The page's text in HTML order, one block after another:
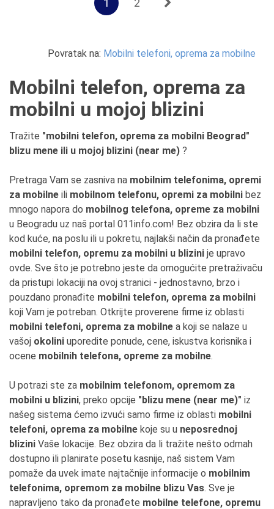
1 2
Povratak na: Mobilni telefoni, oprema za mobilne
Mobilni telefon, oprema za
mobilni u mojoj blizini
Tražite "mobilni telefon, oprema za mobilni Beograd"
blizu mene ili u mojoj blizini (near me) ?
Pretraga Vam se zasniva na mobilnim telefonima, opremi
za mobilne ili mobilnom telefonu, opremi za mobilni bez
mnogo napora do mobilnog telefona, opreme za mobilni
u Beogradu uz naš portal 011info.com! Bez obzira da li ste
kod kuće, na poslu ili u pokretu, najlakši način da pronađete
mobilni telefon, opremu za mobilni u blizini je upravo
ovde. Sve što je potrebno jeste da omogućite pretraživaču
da pristupi lokaciji na ovoj stranici - jednostavno, brzo i
pouzdano pronađite mobilni telefon, oprema za mobilni
koji Vam je potreban. Otkrijte proverene firme iz oblasti
mobilni telefoni, oprema za mobilne a koji se nalaze u
vašoj okolini uporedite ponude, cene, iskustva korisnika i
ocene mobilnih telefona, opreme za mobilne.
U potrazi ste za mobilnim telefonom, opremom za
mobilni u blizini, preko opcije "blizu mene (near me)" iz
našeg sistema ćemo izvući samo firme iz oblasti mobilni
telefoni, oprema za mobilne koje su u neposrednoj
blizini Vaše lokacije. Bez obzira da li tražite nešto odmah
dostupno ili planirate posetu kasnije, naš sistem Vam
pomaže da uvek imate najtačnije informacije o mobilnim
telefonima, opremom za mobilne blizu Vas. Sve je
napravljeno tako da pronađete mobilne telefone, opremu